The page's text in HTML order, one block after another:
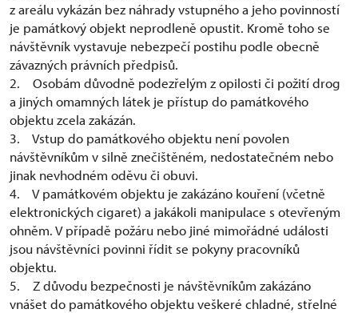
z areálu vykázán bez náhrady vstupného a jeho povinností
je památkový objekt neprodleně opustit. Kromě toho se
návštěvník vystavuje nebezpečí postihu podle obecně
závazných právních předpisů.
2. Osobám důvodně podezřelým z opilosti či požití drog
a jiných omamných látek je přístup do památkového
objektu zcela zakázán.
3. Vstup do památkového objektu není povolen
návštěvníkům v silně znečištěném, nedostatečném nebo
jinak nevhodném oděvu či obuvi.
4. V památkovém objektu je zakázáno kouření (včetně
elektronických cigaret) a jakákoli manipulace s otevřeným
ohněm. V případě požáru nebo jiné mimořádné události
jsou návštěvníci povinni řídit se pokyny pracovníků
objektu.
5. Z důvodu bezpečnosti je návštěvníkům zakázáno
vnášet do památkového objektu veškeré chladné, střelné